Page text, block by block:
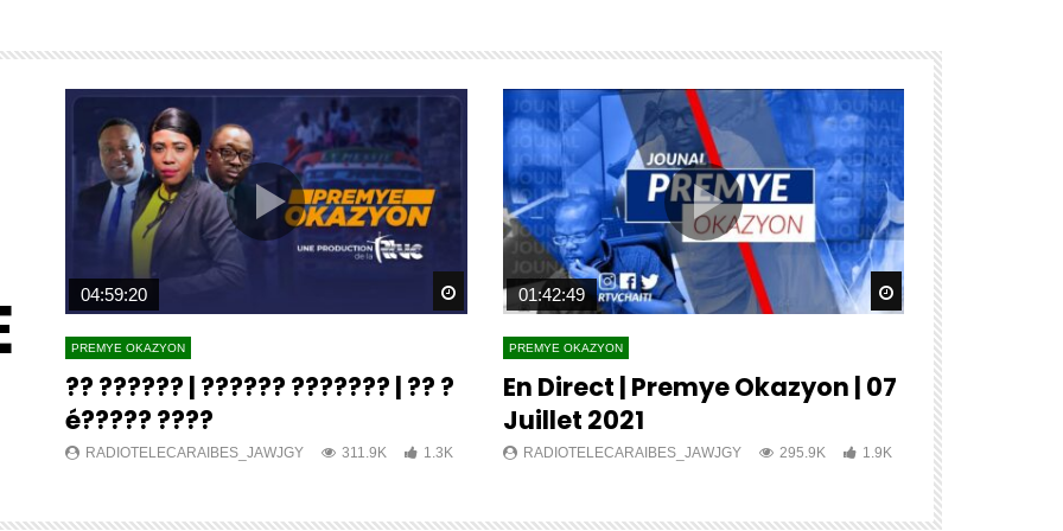
Watch Later Watch Later
04:59:20
PREMYE OKAZYON
?? ?????? | ?????? ??????? | ?? ?
é????? ????
RADIOTELECARAIBES_JAWJGY 311.9K 1.3K
Watch Later
01:42:49
PREMYE OKAZYON
En Direct | Premye Okazyon | 07
Juillet 2021
RADIOTELECARAIBES_JAWJGY 295.9K 1.9K
??
???? ????